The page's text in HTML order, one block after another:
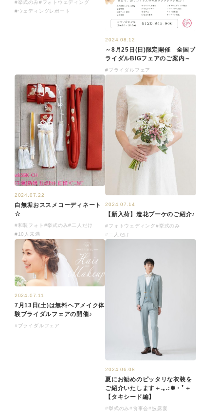
#挙式のみ#フォトウェディング
#ウェディングレポート
2024.08.12
～8月25日(日)限定開催 全国ブ
ライダルBIGフェアのご案内～
#ブライダルフェア
2024.07.22
白無垢おススメコーディネート
☆
#和装フォト #挙式のみ#二人だけ
#10人未満
2024.07.14
【新入荷】造花ブーケのご紹介♪
#フォトウェディング#挙式のみ
#二人だけ
2024.07.11
7月13日(土)は無料ヘアメイク体
験ブライダルフェアの開催♪
#ブライダルフェア
2024.06.08
夏にお勧めのピッタリな衣装を
ご紹介いたします＋.｡.:✽・ﾟ＋
【タキシード編】
#挙式のみ#食事会#披露宴